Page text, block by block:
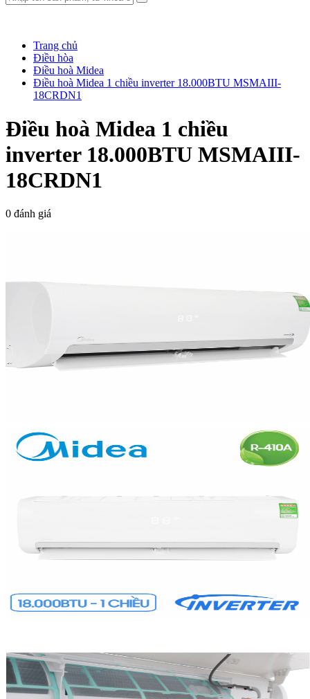
Trang chủ
Điều hòa
Điều hoà Midea
Điều hoà Midea 1 chiều inverter 18.000BTU MSMAIII-
18CRDN1
Điều hoà Midea 1 chiều
inverter 18.000BTU MSMAIII-
18CRDN1
0 đánh giá